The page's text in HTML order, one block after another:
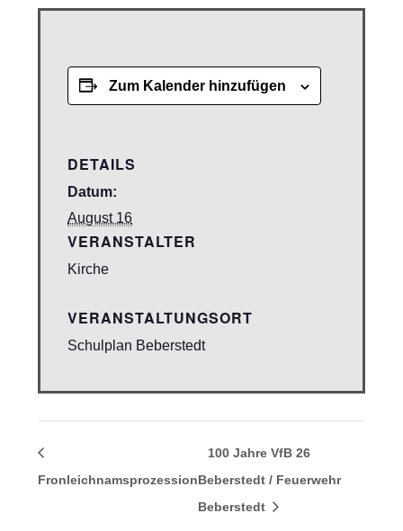
Zum Kalender hinzufügen
DETAILS
Datum:
August 16
VERANSTALTER
Kirche
VERANSTALTUNGSORT
Schulplan Beberstedt
Fronleichnamsprozession
100 Jahre VfB 26
Beberstedt / Feuerwehr
Beberstedt